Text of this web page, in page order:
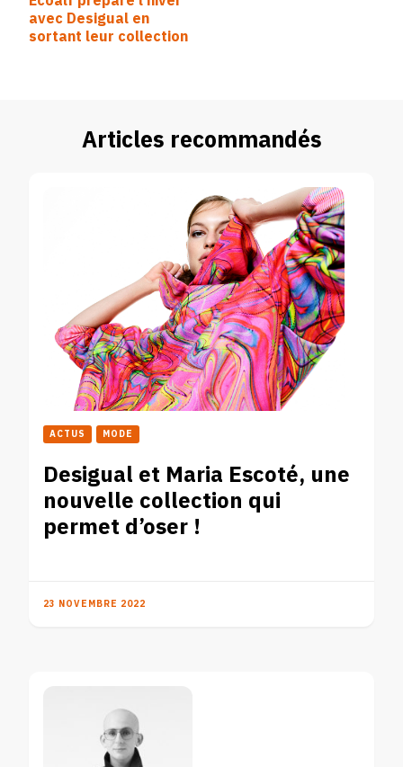
d’article
avec Desigual en
sortant leur collection
Articles recommandés
ACTUS MODE
Desigual et Maria Escoté, une
nouvelle collection qui
permet d’oser !
23 NOVEMBRE 2022